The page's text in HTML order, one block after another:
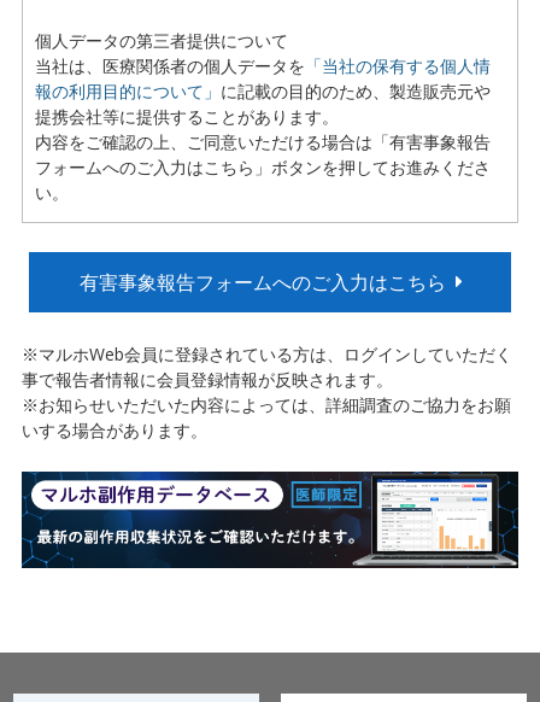
個人データの第三者提供について
当社は、医療関係者の個人データを 「当社の保有する個人情
報の利用目的について」 に記載の目的のため、製造販売元や
提携会社等に提供することがあります。
内容をご確認の上、ご同意いただける場合は「有害事象報告
フォームへのご入力はこちら」ボタンを押してお進みくださ
い。
有害事象報告フォームへのご入力はこちら
※マルホWeb会員に登録されている方は、ログインしていただく
事で報告者情報に会員登録情報が反映されます。
※お知らせいただいた内容によっては、詳細調査のご協力をお願
いする場合があります。